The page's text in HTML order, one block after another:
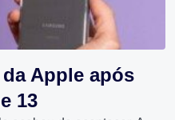
Apple após
13